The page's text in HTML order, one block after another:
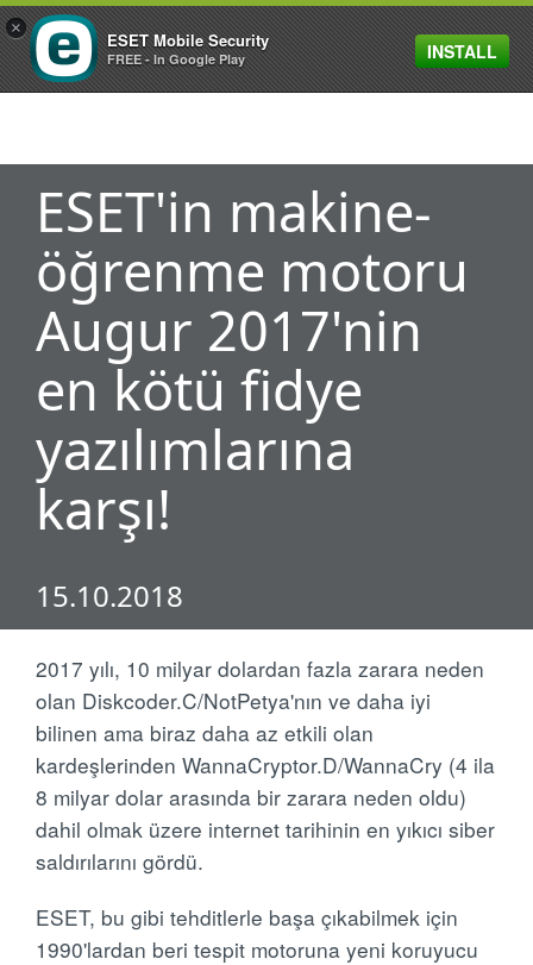
MENU
ESET'in makine-
öğrenme motoru
Augur 2017'nin
en kötü fidye
yazılımlarına
karşı!
15.10.2018
2017 yılı, 10 milyar dolardan fazla zarara neden
olan Diskcoder.C/NotPetya'nın ve daha iyi
bilinen ama biraz daha az etkili olan
kardeşlerinden WannaCryptor.D/WannaCry (4 ila
8 milyar dolar arasında bir zarara neden oldu)
dahil olmak üzere internet tarihinin en yıkıcı siber
saldırılarını gördü.
ESET, bu gibi tehditlerle başa çıkabilmek için
1990'lardan beri tespit motoruna yeni koruyucu
×
ESET Mobile Security
FREE - In Google Play INSTALL